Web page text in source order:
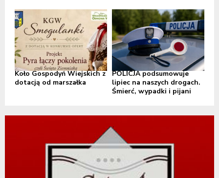
Koło Gospodyń Wiejskich z
dotacją od marszałka
POLICJA podsumowuje
lipiec na naszych drogach.
Śmierć, wypadki i pijani